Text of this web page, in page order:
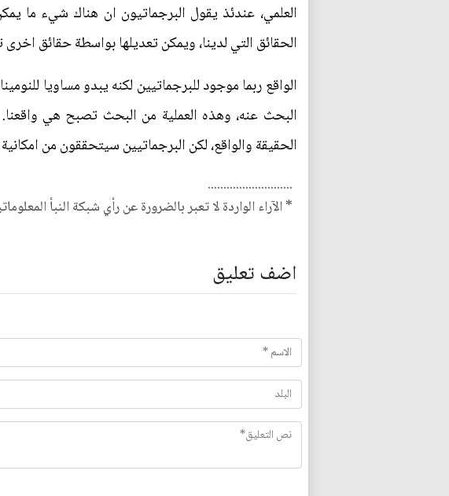
العلمي، عندئذ يقول البرجماتيون ان هناك شيء ما
الحقائق التي لدينا، ويمكن تعديلها بواسطة حقائق
البحث عنه، وهذه العملية من البحث تصبح هي واقعنا.
الحقيقة والواقع، لكن البرجماتيين سيتحققون من
...........................
* الآراء الواردة لا تعبر بالضرورة عن رأي شبكة النبأ
اضف تعليق